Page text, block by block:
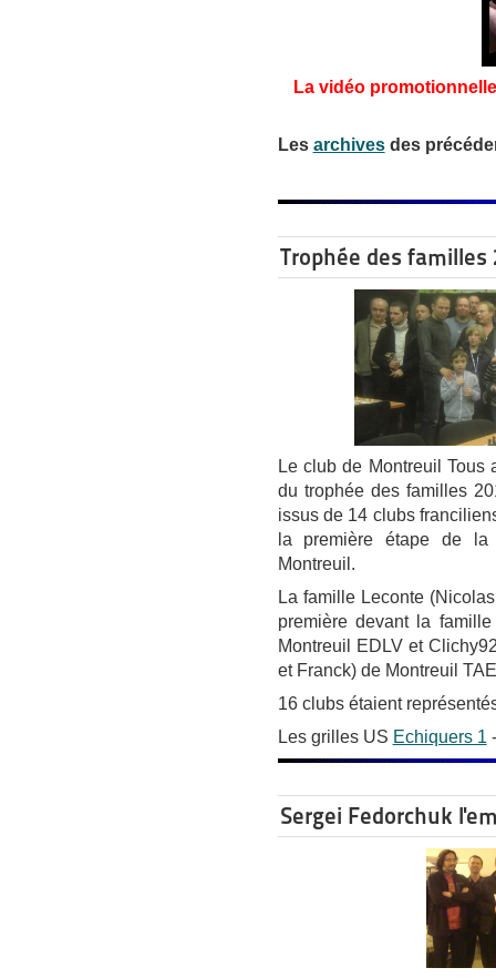
La vidéo
Les archivesdes
Trophée des
Le club de Montreuil
du trophée des familles
issus de 14 clubs
la première étape de
Montreuil.
La famille Leconte
première devant la
Montreuil EDLV et
et Franck) de Montreuil
16 clubs étaient
Les grilles US Echiquers 1
Sergei Fedorchuk